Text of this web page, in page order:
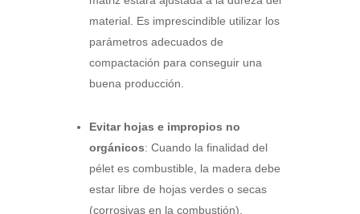
material. Es imprescindible utilizar los
parámetros adecuados de
compactación para conseguir una
buena producción.
Evitar hojas e impropios no
orgánicos: Cuando la finalidad del
pélet es combustible, la madera debe
estar libre de hojas verdes o secas
(corrosivas en la combustión).